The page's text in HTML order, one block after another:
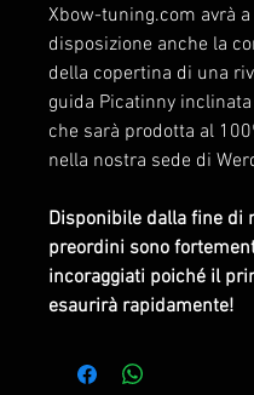
Xbow-tuning.com avrà a
disposizione anche la
della copertina di una
guida Picatinny
che sarà prodotta al
nella nostra sede di
Disponibile dalla fine di
preordini sono
incoraggiati poiché il
esaurirà rapidamente!